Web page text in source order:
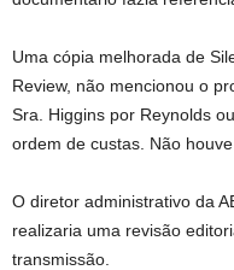
Uma cópia melhorada de
Review, não mencionou o
Sra. Higgins por Reynolds
ordem de custas. Não
O diretor administrativo da
realizaria uma revisão
transmissão.